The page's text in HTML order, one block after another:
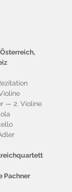
— 2. Violine
Pachner